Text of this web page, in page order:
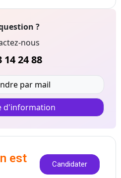
?
nous
14 24 88
par mail
d'information
est
Candidater